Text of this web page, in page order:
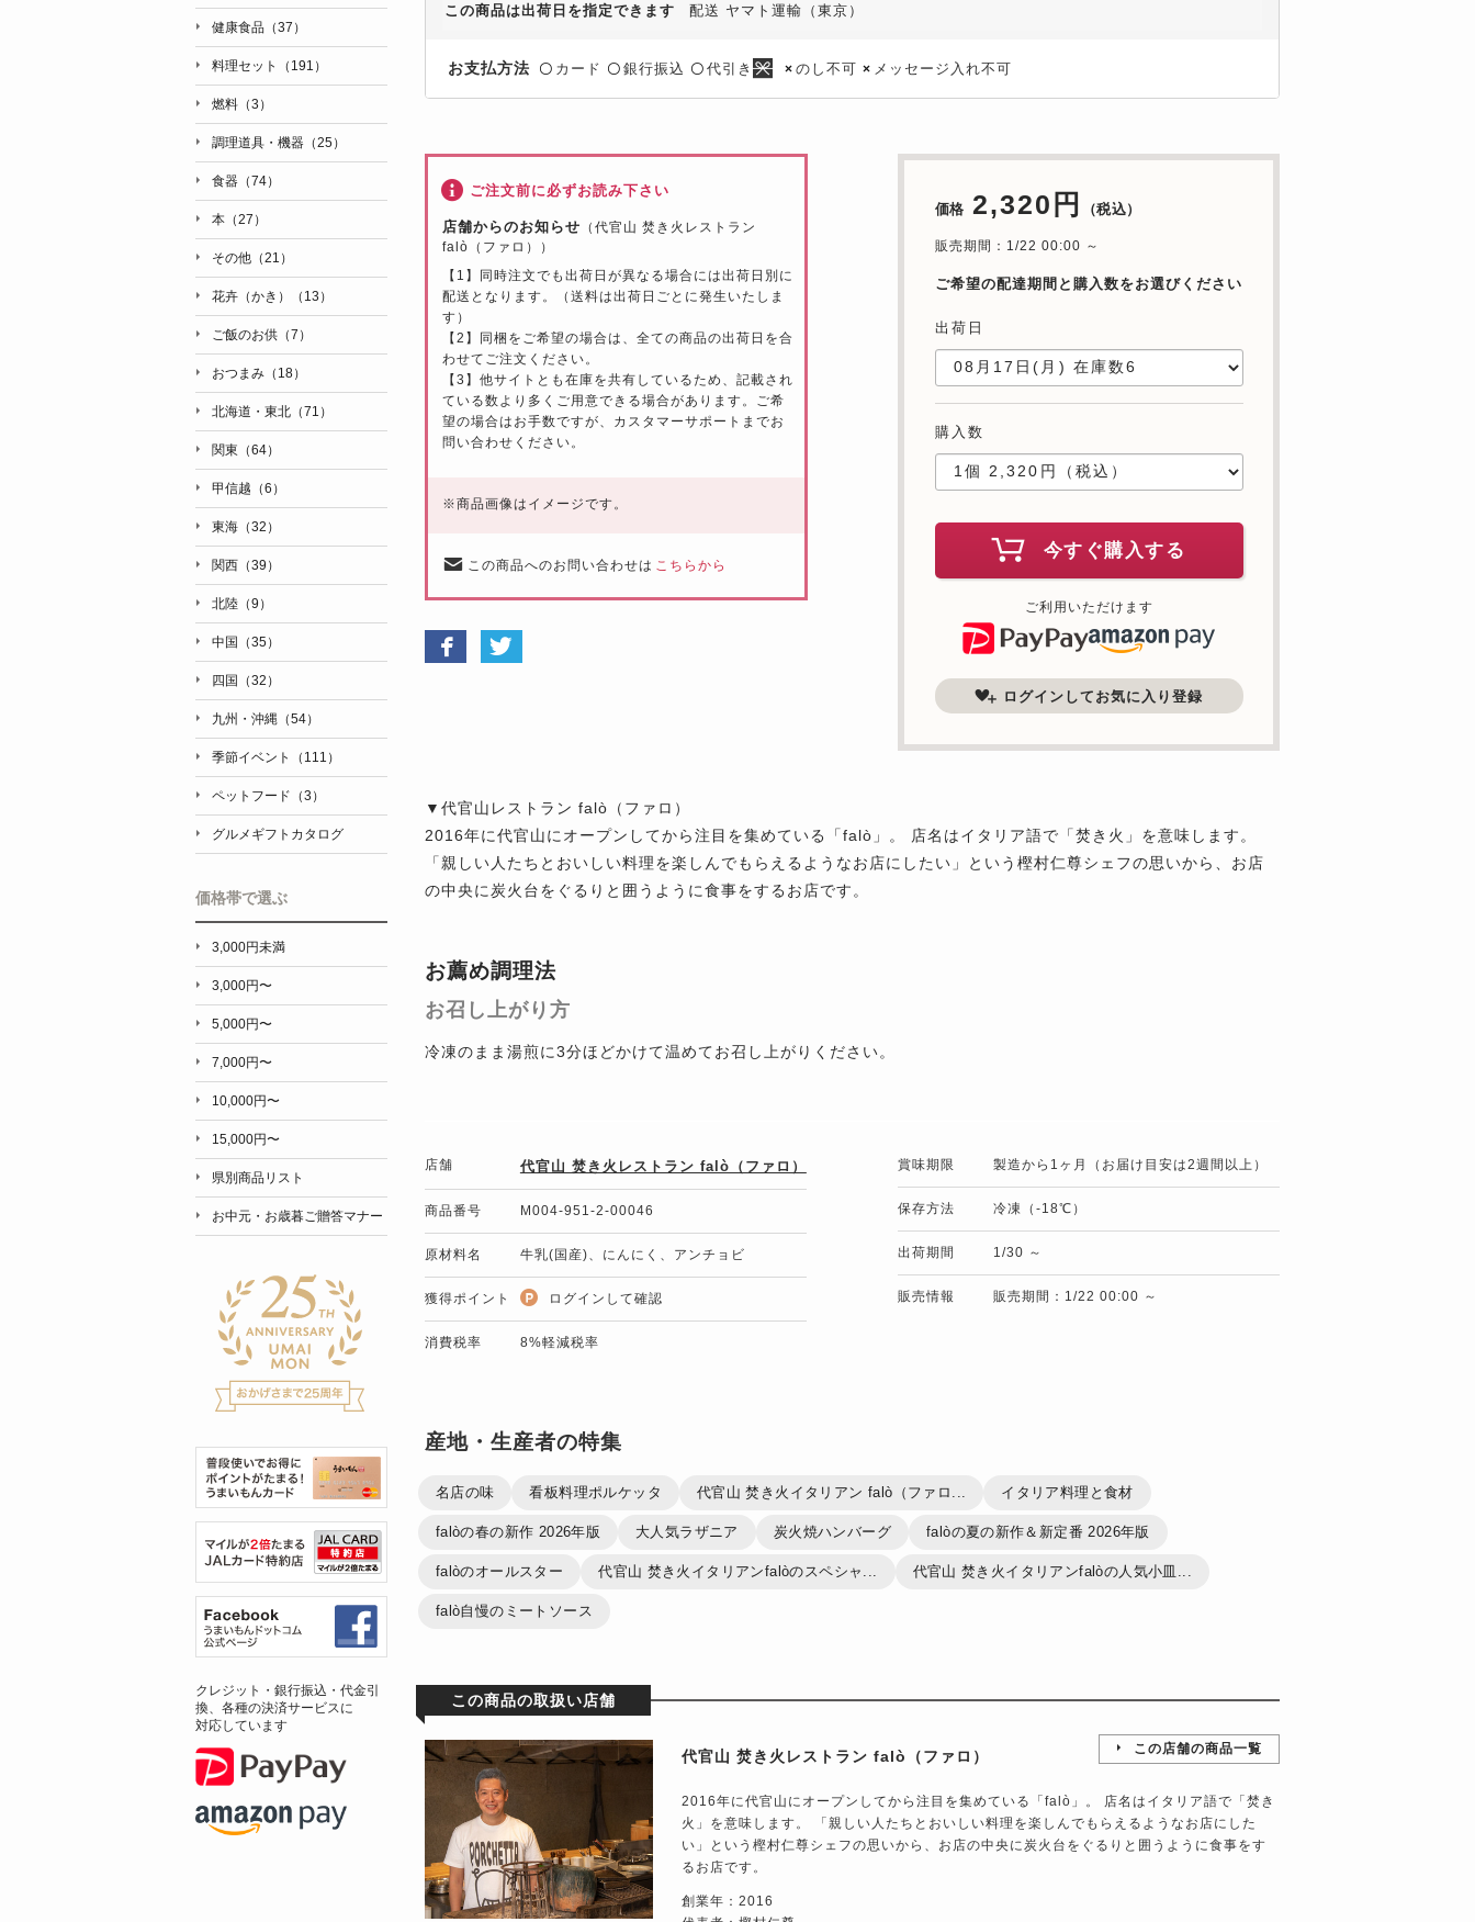
この商品は出荷日を指定できます 配送 ヤマト運輸（東京）
お支払方法 〇 カード 〇 銀行振込 〇 代引き × のし不可 × メッセージ入れ不可
価格 2,320円 （税込）
販売期間：1/22 00:00 ～
ご希望の配達期間と購入数をお選びください
出荷日
購入数
今すぐ購入する
ご利用いただけます
ログインしてお気に入り登録
ご注文前に必ずお読み下さい
店舗からのお知らせ （代官山 焚き火レストラン
falò（ファロ））
【1】同時注文でも出荷日が異なる場合には出荷日別に
配送となります。（送料は出荷日ごとに発生いたしま
す）
【2】同梱をご希望の場合は、全ての商品の出荷日を合
わせてご注文ください。
【3】他サイトとも在庫を共有しているため、記載され
ている数より多くご用意できる場合があります。ご希
望の場合はお手数ですが、カスタマーサポートまでお
問い合わせください。
※商品画像はイメージです。
この商品へのお問い合わせは こちらから
▼代官山レストラン falò（ファロ）
2016年に代官山にオープンしてから注目を集めている「falò」。 店名はイタリア語で「焚き火」を意味します。
「親しい人たちとおいしい料理を楽しんでもらえるようなお店にしたい」という樫村仁尊シェフの思いから、お店
の中央に炭火台をぐるりと囲うように食事をするお店です。
お薦め調理法
お召し上がり方
冷凍のまま湯煎に3分ほどかけて温めてお召し上がりください。
店舗 代官山 焚き火レストラン falò（ファロ）
商品番号 M004-951-2-00046
原材料名 牛乳(国産)、にんにく、アンチョビ
獲得ポイント ログインして確認
消費税率 8%軽減税率
賞味期限 製造から1ヶ月（お届け目安は2週間以上）
保存方法 冷凍（-18℃）
出荷期間 1/30 ～
販売情報 販売期間：1/22 00:00 ～
産地・生産者の特集
名店の味 看板料理ポルケッタ 代官山 焚き火イタリアン falò（ファロ... イタリア料理と食材
falòの春の新作 2026年版 大人気ラザニア 炭火焼ハンバーグ falòの夏の新作＆新定番 2026年版
falòのオールスター 代官山 焚き火イタリアンfalòのスペシャ... 代官山 焚き火イタリアンfalòの人気小皿...
falò自慢のミートソース
この商品の取扱い店舗
代官山 焚き火レストラン falò（ファロ） この店舗の商品一覧
2016年に代官山にオープンしてから注目を集めている「falò」。 店名はイタリア語で「焚き
火」を意味します。 「親しい人たちとおいしい料理を楽しんでもらえるようなお店にした
い」という樫村仁尊シェフの思いから、お店の中央に炭火台をぐるりと囲うように食事をす
るお店です。
創業年：2016
健康食品（37）
料理セット（191）
燃料（3）
調理道具・機器（25）
食器（74）
本（27）
その他（21）
花卉（かき）（13）
ご飯のお供（7）
おつまみ（18）
北海道・東北（71）
関東（64）
甲信越（6）
東海（32）
関西（39）
北陸（9）
中国（35）
四国（32）
九州・沖縄（54）
季節イベント（111）
ペットフード（3）
グルメギフトカタログ
価格帯で選ぶ
3,000円未満
3,000円〜
5,000円〜
7,000円〜
10,000円〜
15,000円〜
県別商品リスト
お中元・お歳暮ご贈答マナー
クレジット・銀行振込・代金引
換、各種の決済サービスに
対応しています